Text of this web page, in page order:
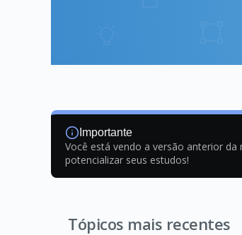
Importante
Você está vendo a versão anterior
potencializar seus estudos!
Tópicos mais recentes